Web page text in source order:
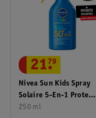
Nivea Sun Kids Spray
Solaire 5-En-1 Protect
& Hydrate FPS50+
250 ml
21.
79